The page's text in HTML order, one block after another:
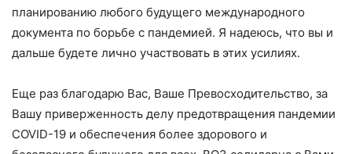
планированию любого будущего международного
документа по борьбе с пандемией. Я надеюсь, что вы и
дальше будете лично участвовать в этих усилиях.
Еще раз благодарю Вас, Ваше Превосходительство, за
Вашу приверженность делу предотвращения пандемии
COVID-19 и обеспечения более здорового и